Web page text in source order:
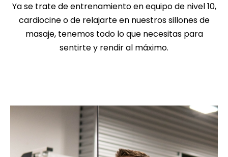
Ya se trate de entrenamiento en equipo de nivel 10,
cardiocine o de relajarte en nuestros sillones de
masaje, tenemos todo lo que necesitas para
sentirte y rendir al máximo.